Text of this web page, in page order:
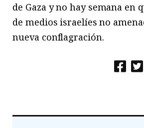
de Gaza y no hay semana en
de medios israelíes no
nueva conflagración.